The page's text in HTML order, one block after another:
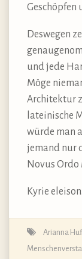
Geschöpfen
Deswegen
und jede
Möge
Architektur
lateinische
würde man
jemand nur
Novus Ordo
Kyrie eleison.
Arianna